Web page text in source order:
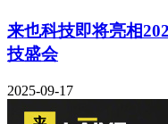
来也科技即将亮相
技盛会
2025-09-17